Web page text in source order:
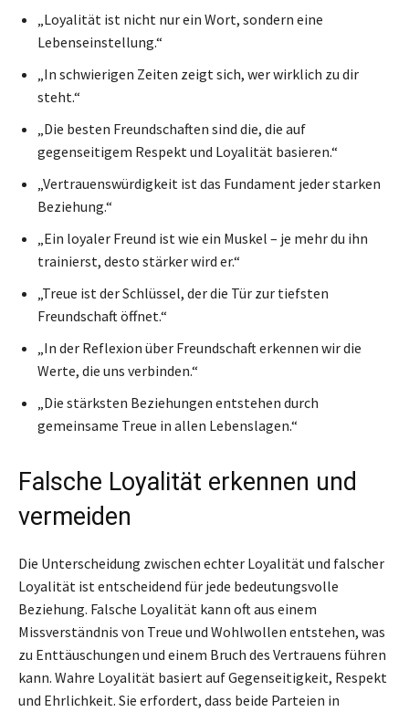
„Loyalität ist nicht nur ein Wort, sondern eine
Lebenseinstellung.“
„In schwierigen Zeiten zeigt sich, wer wirklich zu dir
steht.“
„Die besten Freundschaften sind die, die auf
gegenseitigem Respekt und Loyalität basieren.“
„Vertrauenswürdigkeit ist das Fundament jeder starken
Beziehung.“
„Ein loyaler Freund ist wie ein Muskel – je mehr du ihn
trainierst, desto stärker wird er.“
„Treue ist der Schlüssel, der die Tür zur tiefsten
Freundschaft öffnet.“
„In der Reflexion über Freundschaft erkennen wir die
Werte, die uns verbinden.“
„Die stärksten Beziehungen entstehen durch
gemeinsame Treue in allen Lebenslagen.“
Falsche Loyalität erkennen und
vermeiden
Die Unterscheidung zwischen echter Loyalität und falscher
Loyalität ist entscheidend für jede bedeutungsvolle
Beziehung. Falsche Loyalität kann oft aus einem
Missverständnis von Treue und Wohlwollen entstehen, was
zu Enttäuschungen und einem Bruch des Vertrauens führen
kann. Wahre Loyalität basiert auf Gegenseitigkeit, Respekt
und Ehrlichkeit. Sie erfordert, dass beide Parteien in